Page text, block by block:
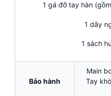
1 gá đỡ tay hàn
1 dây
1 sách
Bảo hành
Main
Tay